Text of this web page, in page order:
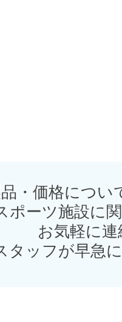
・価格につい
ポーツ施設に
お気軽に
タッフが早急